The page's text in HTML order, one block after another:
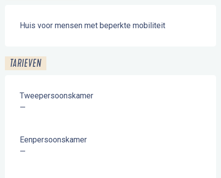
Huis voor mensen met beperkte mobiliteit
TARIEVEN
Tweepersoonskamer
—
Eenpersoonskamer
—